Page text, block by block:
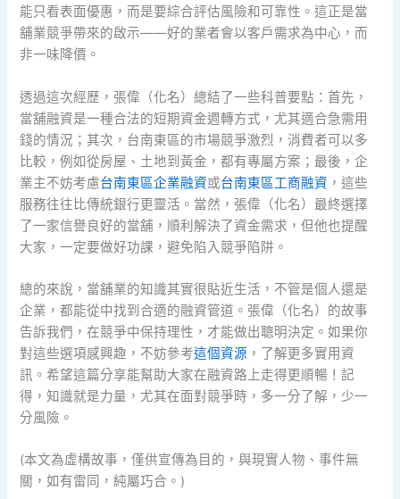
能只看表面優惠，而是要綜合評估風險和可靠性。這正是當
舖業競爭帶來的啟示——好的業者會以客戶需求為中心，而
非一味降價。
透過這次經歷，張偉（化名）總結了一些科普要點：首先，
當舖融資是一種合法的短期資金週轉方式，尤其適合急需用
錢的情況；其次，台南東區的市場競爭激烈，消費者可以多
比較，例如從房屋、土地到黃金，都有專屬方案；最後，企
業主不妨考慮台南東區企業融資或台南東區工商融資 ，這些
服務往往比傳統銀行更靈活。當然，張偉（化名）最終選擇
了一家信譽良好的當舖，順利解決了資金需求，但他也提醒
大家，一定要做好功課，避免陷入競爭陷阱。
總的來說，當舖業的知識其實很貼近生活，不管是個人還是
企業，都能從中找到合適的融資管道。張偉（化名）的故事
告訴我們，在競爭中保持理性，才能做出聰明決定。如果你
對這些選項感興趣，不妨參考這個資源 ，了解更多實用資
訊。希望這篇分享能幫助大家在融資路上走得更順暢！記
得，知識就是力量，尤其在面對競爭時，多一分了解，少一
分風險。
(本文為虛構故事，僅供宣傳為目的，與現實人物、事件無
關，如有雷同，純屬巧合。)